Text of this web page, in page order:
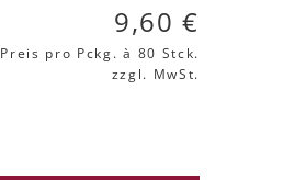
9,60 €
Preis pro Pckg.à 80 Stck.
zzgl. MwSt.